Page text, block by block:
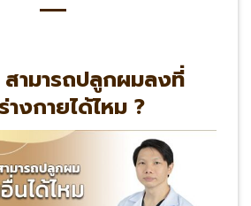
สามารถปลูกผมลงที่
งกายได้ไหม ?